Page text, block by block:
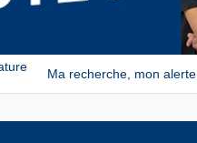
Ma recherche, mon alerte